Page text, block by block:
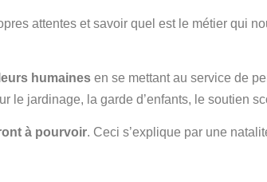
attentes et savoir quel est le métier qui
humaines en se mettant au service de
le jardinage, la garde d’enfants, le soutien
à pourvoir. Ceci s’explique par une